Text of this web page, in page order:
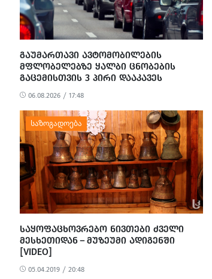
ᲒᲐᲣᲛᲐᲠᲗᲐᲕᲘ ᲐᲕᲢᲝᲛᲝᲑᲘᲚᲔᲑᲘᲡ
ᲛᲤᲚᲝᲑᲔᲚᲔᲑᲖᲔ ᲧᲐᲚᲑᲘ ᲪᲜᲝᲑᲔᲑᲘᲡ
ᲒᲐᲪᲔᲛᲘᲡᲗᲕᲘᲡ 3 ᲞᲘᲠᲘ ᲓᲐᲐᲙᲐᲕᲔᲡ
06.08.2026 / 17:48
ᲡᲐᲧᲝᲤᲐᲪᲮᲝᲕᲠᲔᲑᲝ ᲜᲘᲕᲗᲔᲑᲘ ᲫᲕᲔᲚᲘ
ᲛᲔᲡᲮᲔᲗᲘᲓᲐᲜ – ᲛᲣᲖᲔᲣᲛᲘ ᲐᲓᲘᲒᲔᲜᲨᲘ
[VIDEO]
05.04.2019 / 20:48